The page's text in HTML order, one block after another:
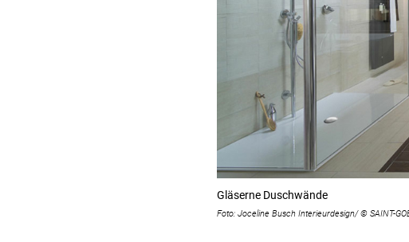
Gläserne Duschwände
Foto: Joceline Busch Interieurdesign/ © SAINT-